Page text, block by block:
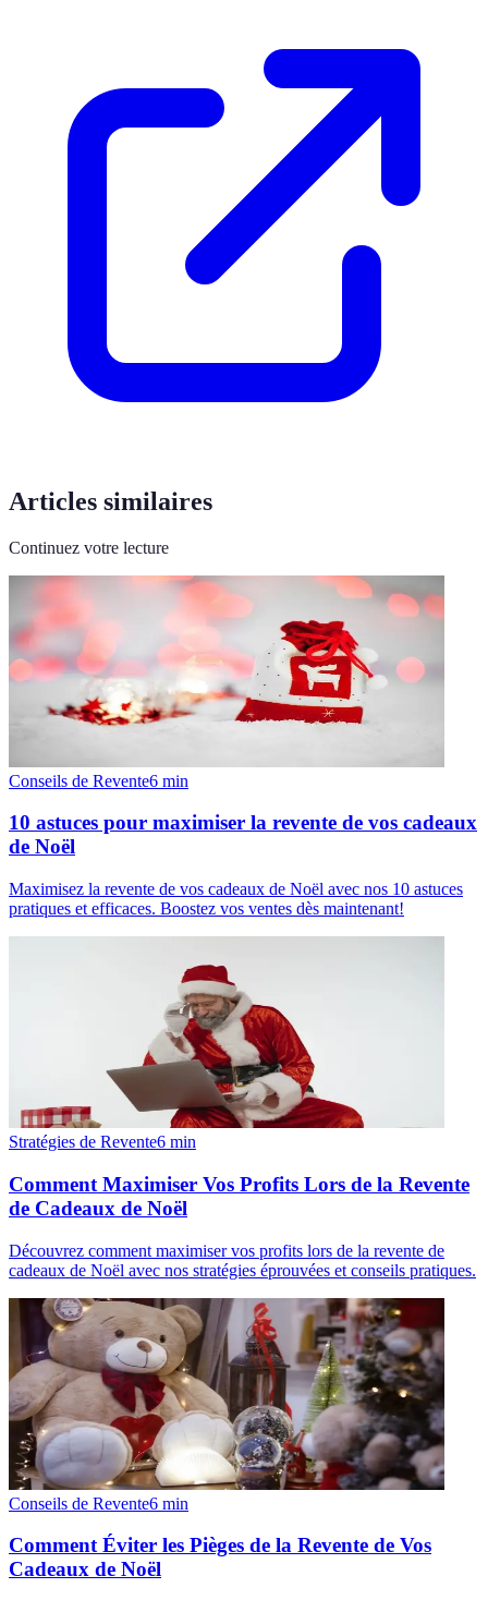
Articles similaires
Continuez votre lecture
Conseils de Revente6 min
10 astuces pour maximiser la revente de vos cadeaux
de Noël
Maximisez la revente de vos cadeaux de Noël avec nos 10 astuces
pratiques et efficaces. Boostez vos ventes dès maintenant!
Stratégies de Revente6 min
Comment Maximiser Vos Profits Lors de la Revente
de Cadeaux de Noël
Découvrez comment maximiser vos profits lors de la revente de
cadeaux de Noël avec nos stratégies éprouvées et conseils pratiques.
Conseils de Revente6 min
Comment Éviter les Pièges de la Revente de Vos
Cadeaux de Noël